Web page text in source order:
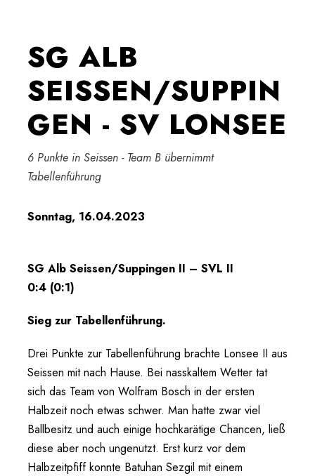
SG ALB
SEISSEN/SUPPIN
GEN - SV LONSEE
6 Punkte in Seissen - Team B übernimmt
Tabellenführung
Sonntag, 16.04.2023
SG Alb Seissen/Suppingen II – SVL II
0:4 (0:1)
Sieg zur Tabellenführung.
Drei Punkte zur Tabellenführung brachte Lonsee II aus
Seissen mit nach Hause. Bei nasskaltem Wetter tat
sich das Team von Wolfram Bosch in der ersten
Halbzeit noch etwas schwer. Man hatte zwar viel
Ballbesitz und auch einige hochkarätige Chancen, ließ
diese aber noch ungenutzt. Erst kurz vor dem
Halbzeitpfiff konnte Batuhan Sezgil mit einem